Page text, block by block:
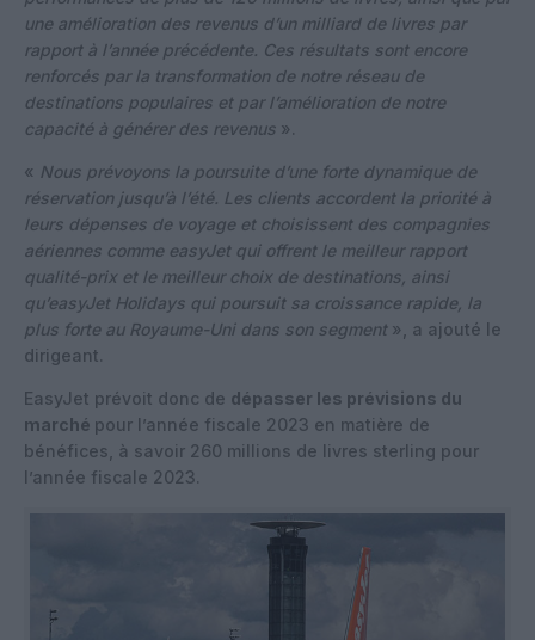
une amélioration des revenus d’un milliard de livres par
rapport à l’année précédente. Ces résultats sont encore
renforcés par la transformation de notre réseau de
destinations populaires et par l’amélioration de notre
capacité à générer des revenus ».
« Nous prévoyons la poursuite d’une forte dynamique de
réservation jusqu’à l’été. Les clients accordent la priorité à
leurs dépenses de voyage et choisissent des compagnies
aériennes comme easyJet qui offrent le meilleur rapport
qualité-prix et le meilleur choix de destinations, ainsi
qu’easyJet Holidays qui poursuit sa croissance rapide, la
plus forte au Royaume-Uni dans son segment », a ajouté le
dirigeant.
EasyJet prévoit donc de dépasser les prévisions du
marché pour l’année fiscale 2023 en matière de
bénéfices, à savoir 260 millions de livres sterling pour
l’année fiscale 2023.